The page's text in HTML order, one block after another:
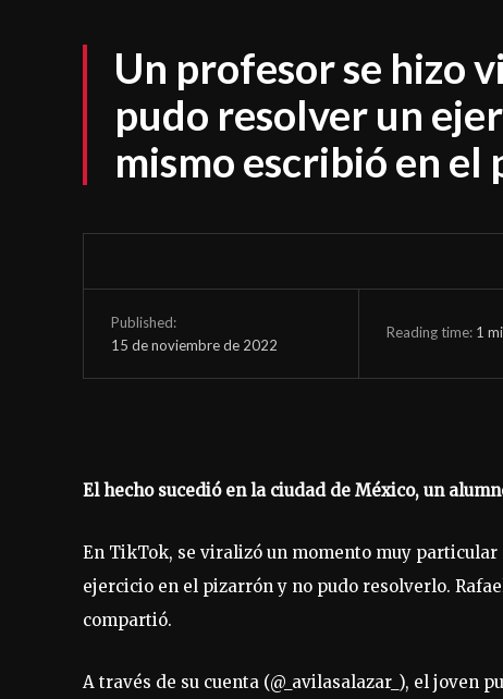
Un profesor se hizo
pudo resolver un
mismo escribió en el
Published:
15 de noviembre de 2022
Reading time: 1
El hecho sucedió en la ciudad de México, un
En TikTok, se viralizó un momento muy
ejercicio en el pizarrón y no pudo resolverlo.
compartió.
A través de su cuenta (@_avilasalazar_), el joven